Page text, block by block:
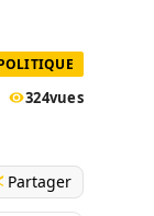
324vues
Partager